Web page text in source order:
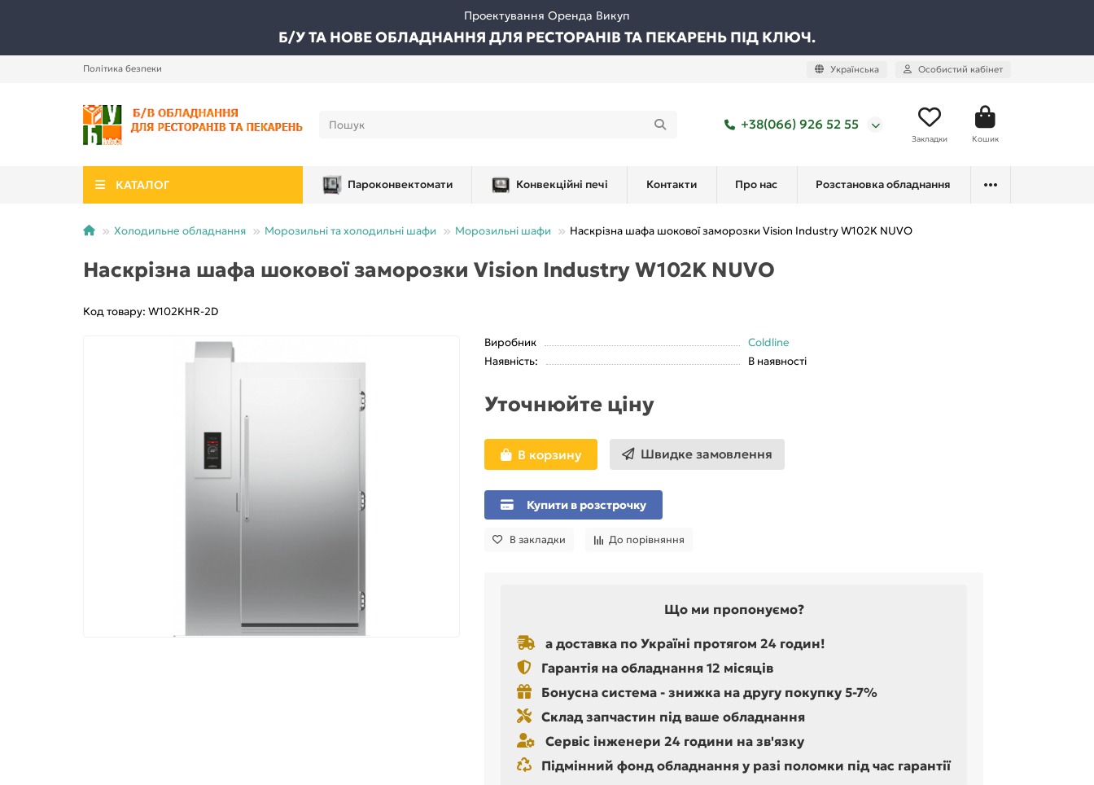
Проектування Оренда Викуп
Б/У ТА НОВЕ ОБЛАДНАННЯ ДЛЯ РЕСТОРАНІВ ТА ПЕКАРЕНЬ ПІД КЛЮЧ.
Політика безпеки Українська Особистий кабінет
+38(066) 926 52 55
Закладки Кошик
КАТАЛОГ Пароконвектомати Конвекційні печі Контакти Про нас Розстановка обладнання
Холодильне обладнання Морозильні та холодильні шафи Морозильні шафи Наскрізна шафа шокової заморозки Vision Industry W102K NUVO
Наскрізна шафа шокової заморозки Vision Industry W102K NUVO
Код товару: W102KHR-2D
Виробник
Coldline
Наявність:
В наявності
Уточнюйте ціну
В корзину Швидке замовлення
Купити в розстрочку
В закладки До порівняння
Що ми пропонуємо?
а доставка по Україні протягом 24 годин!
Гарантія на обладнання 12 місяців
Бонусна система - знижка на другу покупку 5-7%
Склад запчастин під ваше обладнання
Сервіс інженери 24 години на зв'язку
Підмінний фонд обладнання у разі поломки під час гарантії